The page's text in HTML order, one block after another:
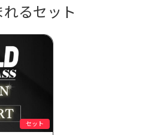
るセット
セット